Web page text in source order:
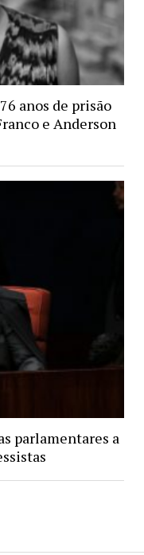
anos de prisão
e Anderson
parlamentares a